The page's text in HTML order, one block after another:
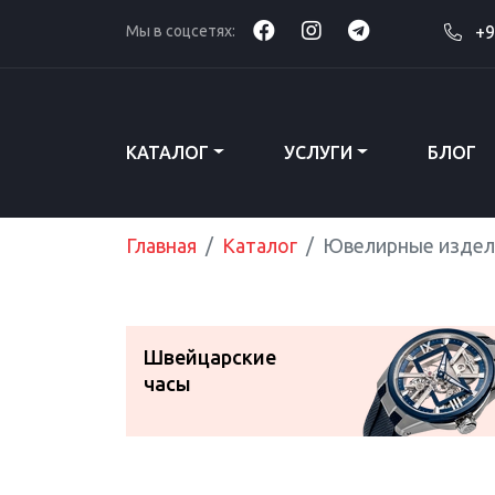
Мы в соцсетях:
КАТАЛОГ УСЛУГИ БЛОГ
Главная Каталог Ювелирные
Швейцарские
часы